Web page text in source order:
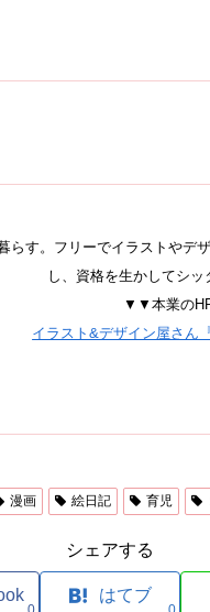
らす。フリーでイラストやデ
し、資格を生かしてシッ
▼▼本業の
イラスト&デザイン屋さん
漫画 絵日記 育児
シェアする
はてブ